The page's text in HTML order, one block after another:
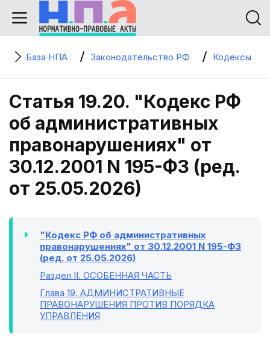
База НПА Законодательство РФ Кодексы
Статья 19.20. "Кодекс РФ
об административных
правонарушениях" от
30.12.2001 N 195-ФЗ (ред.
от 25.05.2026)
"Кодекс РФ об административных
правонарушениях" от 30.12.2001 N 195-ФЗ
(ред. от 25.05.2026)
Раздел II. ОСОБЕННАЯ ЧАСТЬ
Глава 19. АДМИНИСТРАТИВНЫЕ
ПРАВОНАРУШЕНИЯ ПРОТИВ ПОРЯДКА
УПРАВЛЕНИЯ